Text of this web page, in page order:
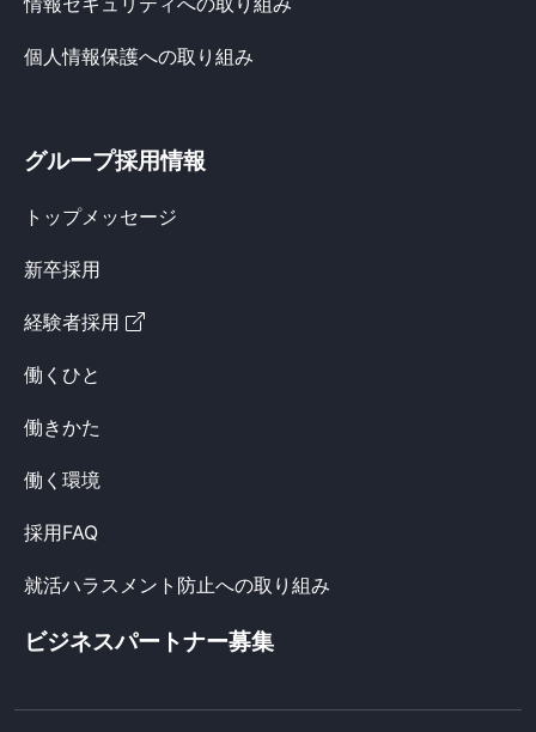
個人情報保護への取り組み
グループ採用情報
トップメッセージ
新卒採用
経験者採用
働くひと
働きかた
働く環境
採用FAQ
就活ハラスメント防止への取り組み
ビジネスパートナー募集